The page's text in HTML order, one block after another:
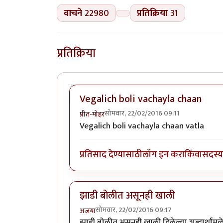
वाचने 22980 प्रतिक्रिया 31
प्रतिक्रिया
Vegalich boli vachayla chaan
प्रीत-मोहरसोमवार, 22/02/2016 09:11
Vegalich boli vachayla chaan vatla
प्रतिसाद देण्यासाठीलॉग इन कराकिंवासदस्य
झाडी बोलीत असूनही खाली
अजयासोमवार, 22/02/2016 09:17